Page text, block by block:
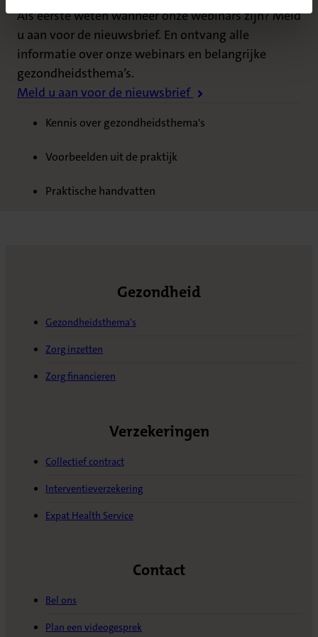
Als eerste weten wanneer onze webinars zijn? Meld
u aan voor de nieuwsbrief. En ontvang alle
informatie over onze webinars en belangrijke
gezondheidsthema’s.
Meld u aan voor de nieuwsbrief
Kennis over gezondheidsthema's
Voorbeelden uit de praktijk
Praktische handvatten
Gezondheid
Gezondheidsthema's
Zorg inzetten
Zorg financieren
Verzekeringen
Collectief contract
Interventieverzekering
Expat Health Service
Contact
Bel ons
Plan een videogesprek